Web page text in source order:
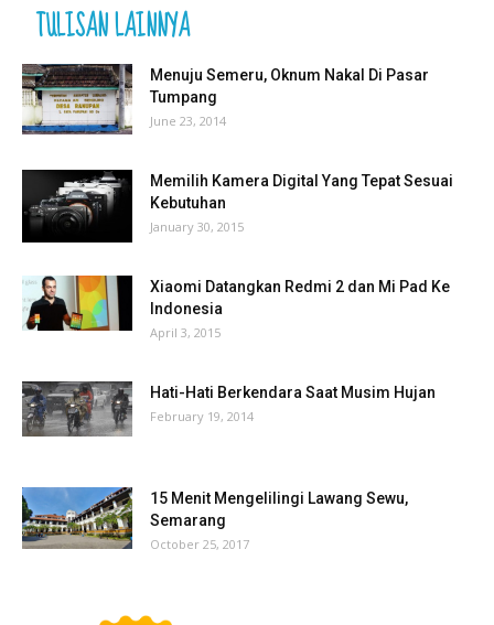
TULISAN LAINNYA
Menuju Semeru, Oknum Nakal Di Pasar
Tumpang
June 23, 2014
Memilih Kamera Digital Yang Tepat Sesuai
Kebutuhan
January 30, 2015
Xiaomi Datangkan Redmi 2 dan Mi Pad Ke
Indonesia
April 3, 2015
Hati-Hati Berkendara Saat Musim Hujan
February 19, 2014
15 Menit Mengelilingi Lawang Sewu,
Semarang
October 25, 2017